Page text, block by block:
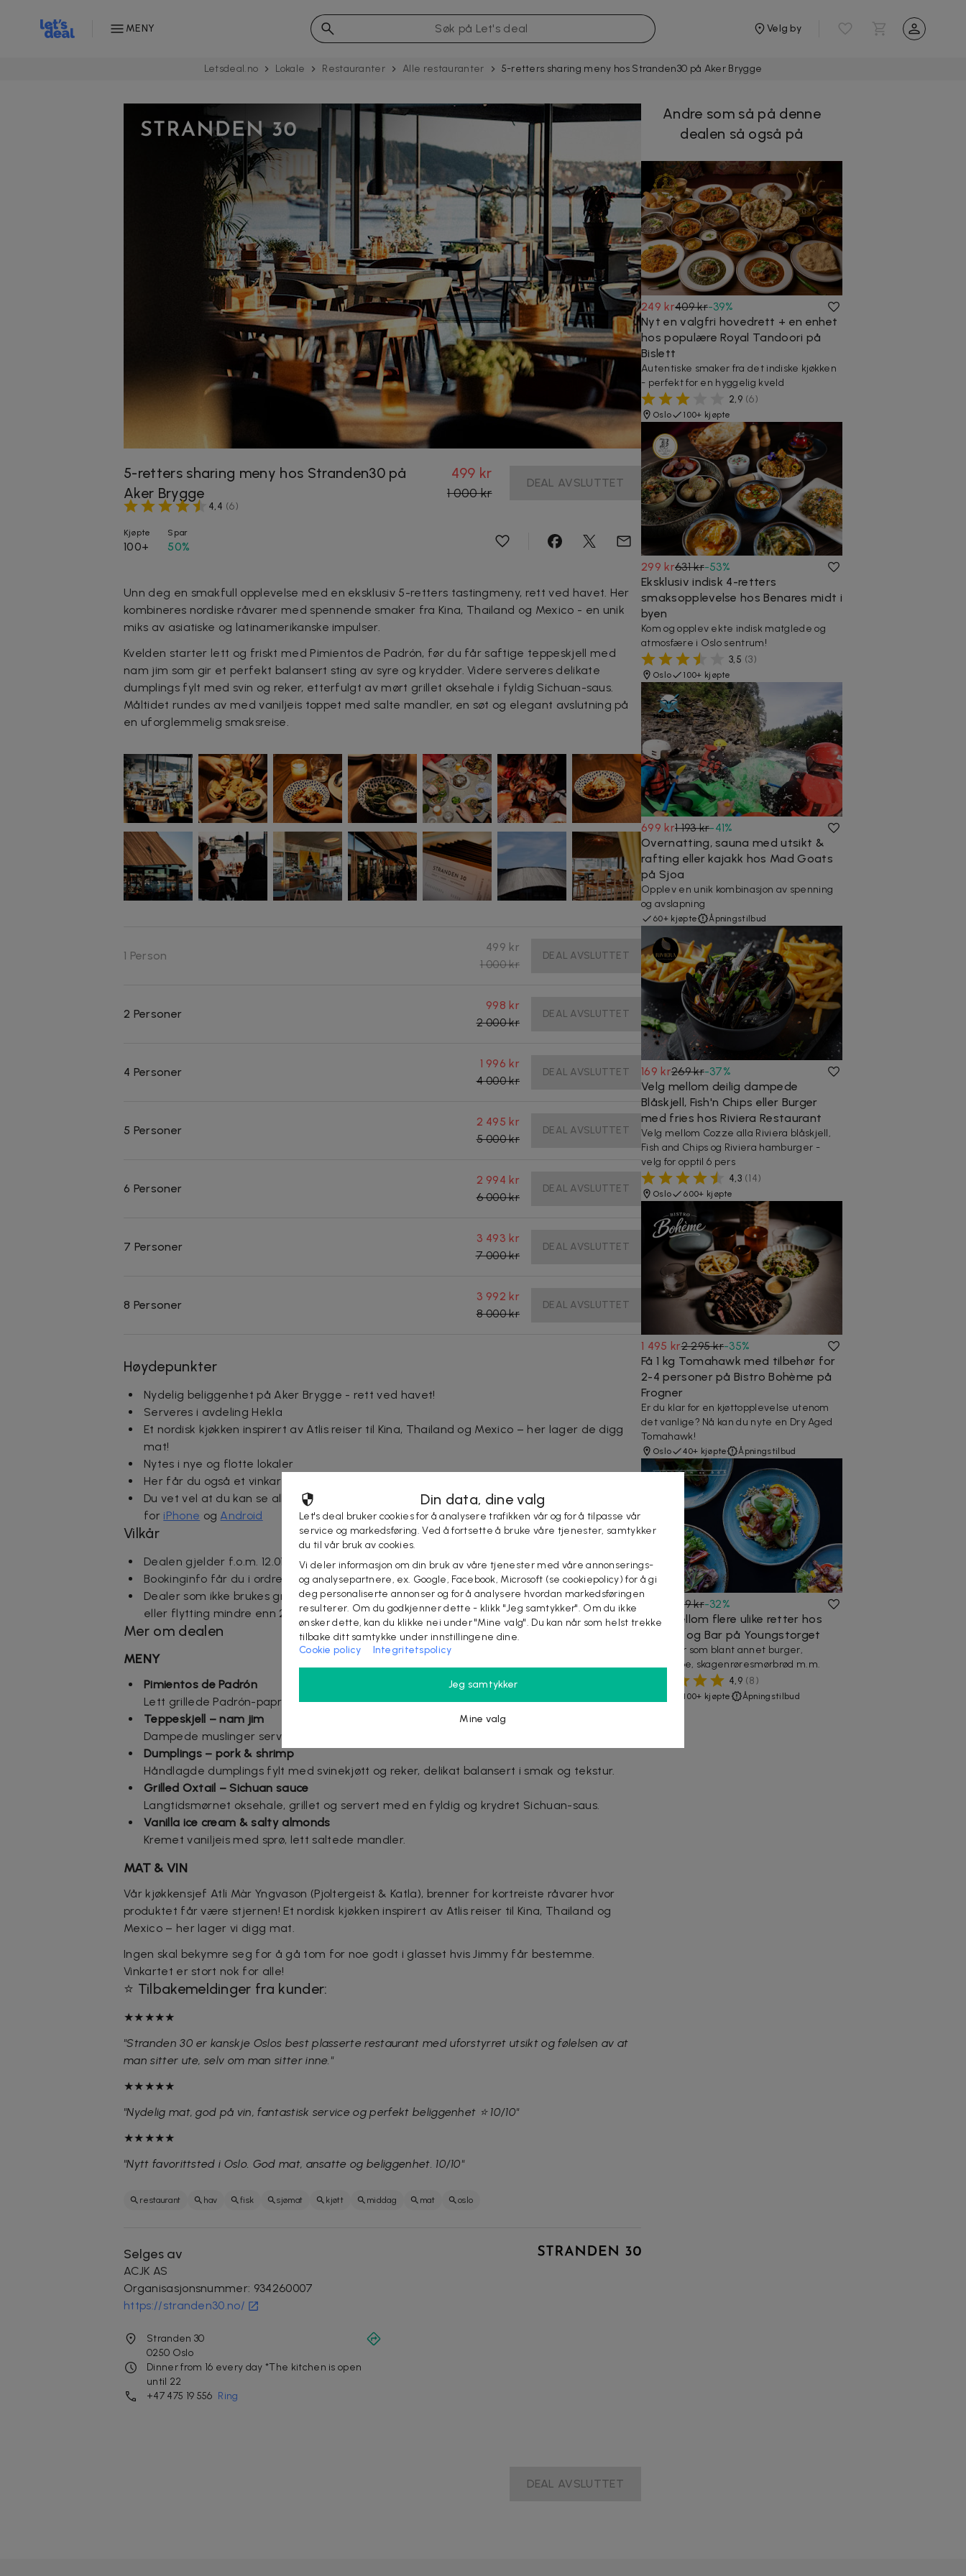
MENY Velg by
Letsdeal.no Lokale Restauranter Alle restauranter 5-retters sharing meny hos Stranden30 på Aker Brygge
5-retters sharing meny hos Stranden30 på
Aker Brygge
499 kr
1 000 kr
4,4 (6)
DEAL AVSLUTTET
Kjøpte
100+
Spar
50%
Unn deg en smakfull opplevelse med en eksklusiv 5-retters tastingmeny, rett ved havet. Her
kombineres nordiske råvarer med spennende smaker fra Kina, Thailand og Mexico - en unik
miks av asiatiske og latinamerikanske impulser.
Kvelden starter lett og friskt med Pimientos de Padrón, før du får saftige teppeskjell med
nam jim som gir et perfekt balansert sting av syre og krydder. Videre serveres delikate
dumplings fylt med svin og reker, etterfulgt av mørt grillet oksehale i fyldig Sichuan-saus.
Måltidet rundes av med vaniljeis toppet med salte mandler, en søt og elegant avslutning på
en uforglemmelig smaksreise.
1 Person
499 kr
1 000 kr
DEAL AVSLUTTET
2 Personer
998 kr
2 000 kr
DEAL AVSLUTTET
4 Personer
1 996 kr
4 000 kr
DEAL AVSLUTTET
5 Personer
2 495 kr
5 000 kr
DEAL AVSLUTTET
6 Personer
2 994 kr
6 000 kr
DEAL AVSLUTTET
7 Personer
3 493 kr
7 000 kr
DEAL AVSLUTTET
8 Personer
3 992 kr
8 000 kr
DEAL AVSLUTTET
Høydepunkter
Nydelig beliggenhet på Aker Brygge - rett ved havet!
Serveres i avdeling Hekla
Et nordisk kjøkken inspirert av Atlis reiser til Kina, Thailand og Mexico – her lager de digg
mat!
Nytes i nye og flotte lokaler
Her får du også et vinkart som er stort nok for alle vinelskere!
Du vet vel at du kan se alle dine deals på smartphonen? Last ned Let's deal
for iPhone og Android
Vilkår
Dealen gjelder f.o.m. 12.01.2026 t.o.m. 31.03.2026
Bookinginfo får du i ordrebekreftelsen
Dealer som ikke brukes grunnet for sen booking, sykdom, manglende oppmøte, avbestilling
eller flytting mindre enn 24 timer før bestilt time, refunderes ikke
Mer om dealen
MENY
Pimientos de Padrón
Lett grillede Padrón-paprikaer, vendt i olivenolje og flaksalt.
Teppeskjell – nam jim
Dampede muslinger servert med en aromatisk nam jim med lime, chili og friske urter.
Dumplings – pork & shrimp
Håndlagde dumplings fylt med svinekjøtt og reker, delikat balansert i smak og tekstur.
Grilled Oxtail – Sichuan sauce
Langtidsmørnet oksehale, grillet og servert med en fyldig og krydret Sichuan-saus.
Vanilla ice cream & salty almonds
Kremet vaniljeis med sprø, lett saltede mandler.
MAT & VIN
Vår kjøkkensjef Atli Màr Yngvason (Pjoltergeist & Katla), brenner for kortreiste råvarer hvor
produktet får være stjernen! Et nordisk kjøkken inspirert av Atlis reiser til Kina, Thailand og
Mexico – her lager vi digg mat.
Ingen skal bekymre seg for å gå tom for noe godt i glasset hvis Jimmy får bestemme.
Vinkartet er stort nok for alle!
⭐ Tilbakemeldinger fra kunder:
★★★★★
"Stranden 30 er kanskje Oslos best plasserte restaurant med uforstyrret utsikt og følelsen av at
man sitter ute, selv om man sitter inne."
★★★★★
"Nydelig mat, god på vin, fantastisk service og perfekt beliggenhet ⭐️ 10/10"
★★★★★
"Nytt favorittsted i Oslo. God mat, ansatte og beliggenhet. 10/10"
restaurant hav fisk sjømat kjøtt middag mat oslo
Selges av
ACJK AS
Organisasjonsnummer: 934260007
https://stranden30.no/
Stranden 30
0250 Oslo
Dinner from 16 every day *The kitchen is open
until 22
+47 475 19 556 Ring
DEAL AVSLUTTET
Andre som så på denne
dealen så også på
249 kr409 kr-39%
Nyt en valgfri hovedrett + en enhet
hos populære Royal Tandoori på
Bislett
Autentiske smaker fra det indiske kjøkken
- perfekt for en hyggelig kveld
2,9 (6)
Oslo 100+ kjøpte
299 kr631 kr-53%
Eksklusiv indisk 4-retters
smaksopplevelse hos Benares midt i
byen
Kom og opplev ekte indisk matglede og
atmosfære i Oslo sentrum!
3,5 (3)
Oslo 100+ kjøpte
699 kr1 193 kr-41%
Overnatting, sauna med utsikt &
rafting eller kajakk hos Mad Goats
på Sjoa
Opplev en unik kombinasjon av spenning
og avslapning
60+ kjøpte Åpningstilbud
169 kr269 kr-37%
Velg mellom deilig dampede
Blåskjell, Fish'n Chips eller Burger
med fries hos Riviera Restaurant
Velg mellom Cozze alla Riviera blåskjell,
Fish and Chips og Riviera hamburger -
velg for opptil 6 pers
4,3 (14)
Oslo 600+ kjøpte
1 495 kr2 295 kr-35%
Få 1 kg Tomahawk med tilbehør for
2-4 personer på Bistro Bohème på
Frogner
Er du klar for en kjøttopplevelse utenom
det vanlige? Nå kan du nyte en Dry Aged
Tomahawk!
Oslo 40+ kjøpte Åpningstilbud
249 kr-32%
Velg mellom flere ulike retter hos
Kjøkken og Bar på Youngstorget
Favoritter som blant annet burger,
fiskesuppe, skagenrøresmørbrød m.m.
4,9 (8)
100+ kjøpte Åpningstilbud
Din data, dine valg
Let's deal bruker cookies for å analysere trafikken vår og for å tilpasse vår
service og markedsføring. Ved å fortsette å bruke våre tjenester, samtykker
du til vår bruk av cookies.
Vi deler informasjon om din bruk av våre tjenester med våre annonserings-
og analysepartnere, ex. Google, Facebook, Microsoft (se cookiepolicy) for å gi
deg personaliserte annonser og for å analysere hvordan markedsføringen
resulterer. Om du godkjenner dette - klikk "Jeg samtykker". Om du ikke
ønsker dette, kan du klikke nei under "Mine valg". Du kan når som helst trekke
tilbake ditt samtykke under innstillingene dine.
Cookie policy
Integritetspolicy
Jeg samtykker
Mine valg